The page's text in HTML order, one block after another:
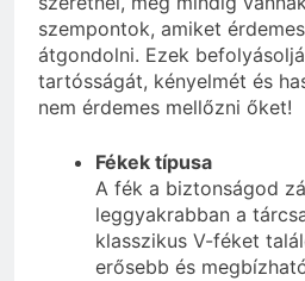
szempontok, amiket
átgondolni. Ezek
tartósságát, kényelmét és
nem érdemes mellőzni őket!
Fékek típusa
A fék a biztonságod
leggyakrabban a
klasszikus V-féket
erősebb és